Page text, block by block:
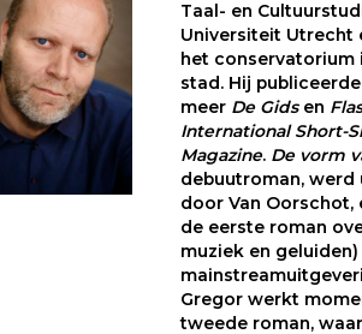
Taal- en
Universiteit Utrecht
het conservatorium
stad. Hij
meer De Gidsen
International Short-
Magazine. De vorm
debuutroman, werd
door Van Oorschot,
de eerste roman
muziek en
Gregor werkt
tweede roman,